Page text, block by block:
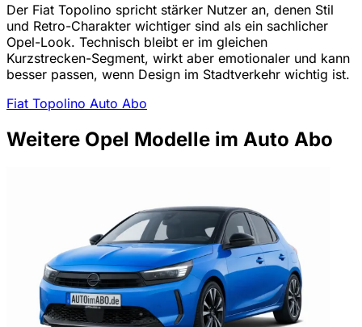
Der Fiat Topolino spricht stärker Nutzer an, denen Stil
und Retro-Charakter wichtiger sind als ein sachlicher
Opel-Look. Technisch bleibt er im gleichen
Kurzstrecken-Segment, wirkt aber emotionaler und kann
besser passen, wenn Design im Stadtverkehr wichtig ist.
Fiat Topolino Auto Abo
Weitere Opel Modelle im Auto Abo